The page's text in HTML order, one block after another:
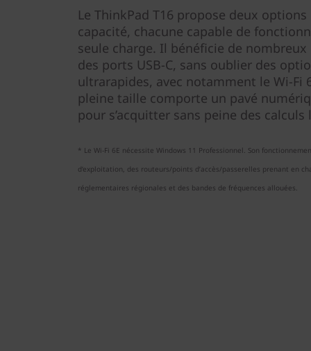
Le ThinkPad T16 propose deux
capacité, chacune capable de
seule charge. Il bénéficie de
des ports USB-C, sans oublier des
ultrarapides, avec notamment le Wi-Fi
pleine taille comporte un pavé
pour s’acquitter sans peine des
* Le Wi-Fi 6E nécessite Windows 11 Professionnel. Son
d’exploitation, des routeurs/points d’accès/passerelles prenant en
réglementaires régionales et des bandes de fréquences allouées.